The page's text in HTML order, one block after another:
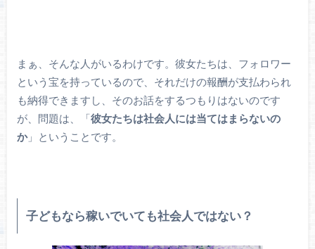
まぁ、そんな人がいるわけです。彼女たちは、フォロワー
という宝を持っているので、それだけの報酬が支払わられ
も納得できますし、そのお話をするつもりはないのです
が、問題は、「彼女たちは社会人には当てはまらないの
か」ということです。
子どもなら稼いでいても社会人ではない？